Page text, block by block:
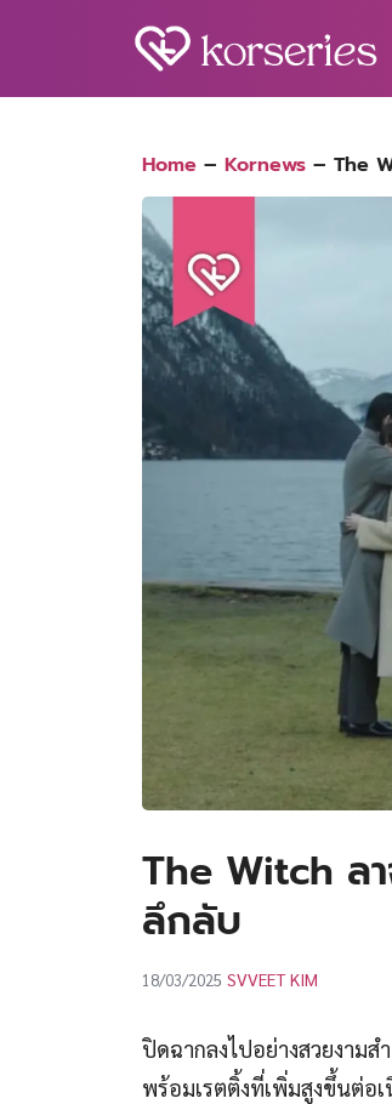
Home – Kornews – The
The Witch ล
ลึกลับ
18/03/2025 SVVEET KIM
ปิดฉากลงไปอย่างสวยงาม
พร้อมเรตติ้งที่เพิ่มสูงขึ้นต่อ